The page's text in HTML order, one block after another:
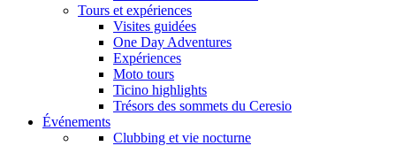
Tours et expériences
Visites guidées
One Day Adventures
Expériences
Moto tours
Ticino highlights
Trésors des sommets du Ceresio
Événements
Clubbing et vie nocturne